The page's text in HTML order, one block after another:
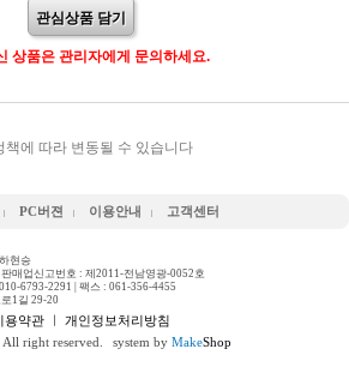
관심상품 담기
상품은 관리자에게 문의하세요.
책에 따라 변동될 수 있습니다
PC버젼 이용안내 고객센터
현승
매업신고번호 : 제2011-전남영광-0052호
6793-2291 | 팩스 : 061-356-4455
1길 29-20
용약관ㅣ 개인정보처리방침
right reserved.
system by MakeShop